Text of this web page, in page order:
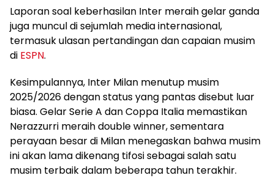
Laporan soal keberhasilan Inter meraih gelar ganda
juga muncul di sejumlah media internasional,
termasuk ulasan pertandingan dan capaian musim
di ESPN.
Kesimpulannya, Inter Milan menutup musim
2025/2026 dengan status yang pantas disebut luar
biasa. Gelar Serie A dan Coppa Italia memastikan
Nerazzurri meraih double winner, sementara
perayaan besar di Milan menegaskan bahwa musim
ini akan lama dikenang tifosi sebagai salah satu
musim terbaik dalam beberapa tahun terakhir.